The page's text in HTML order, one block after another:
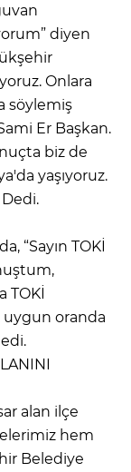
diyen
Onlara
söylemiş
Er Başkan.
biz de
yaşıyoruz.
“Sayın TOKİ
TOKİ
uygun oranda
alan ilçe
hem
Belediye